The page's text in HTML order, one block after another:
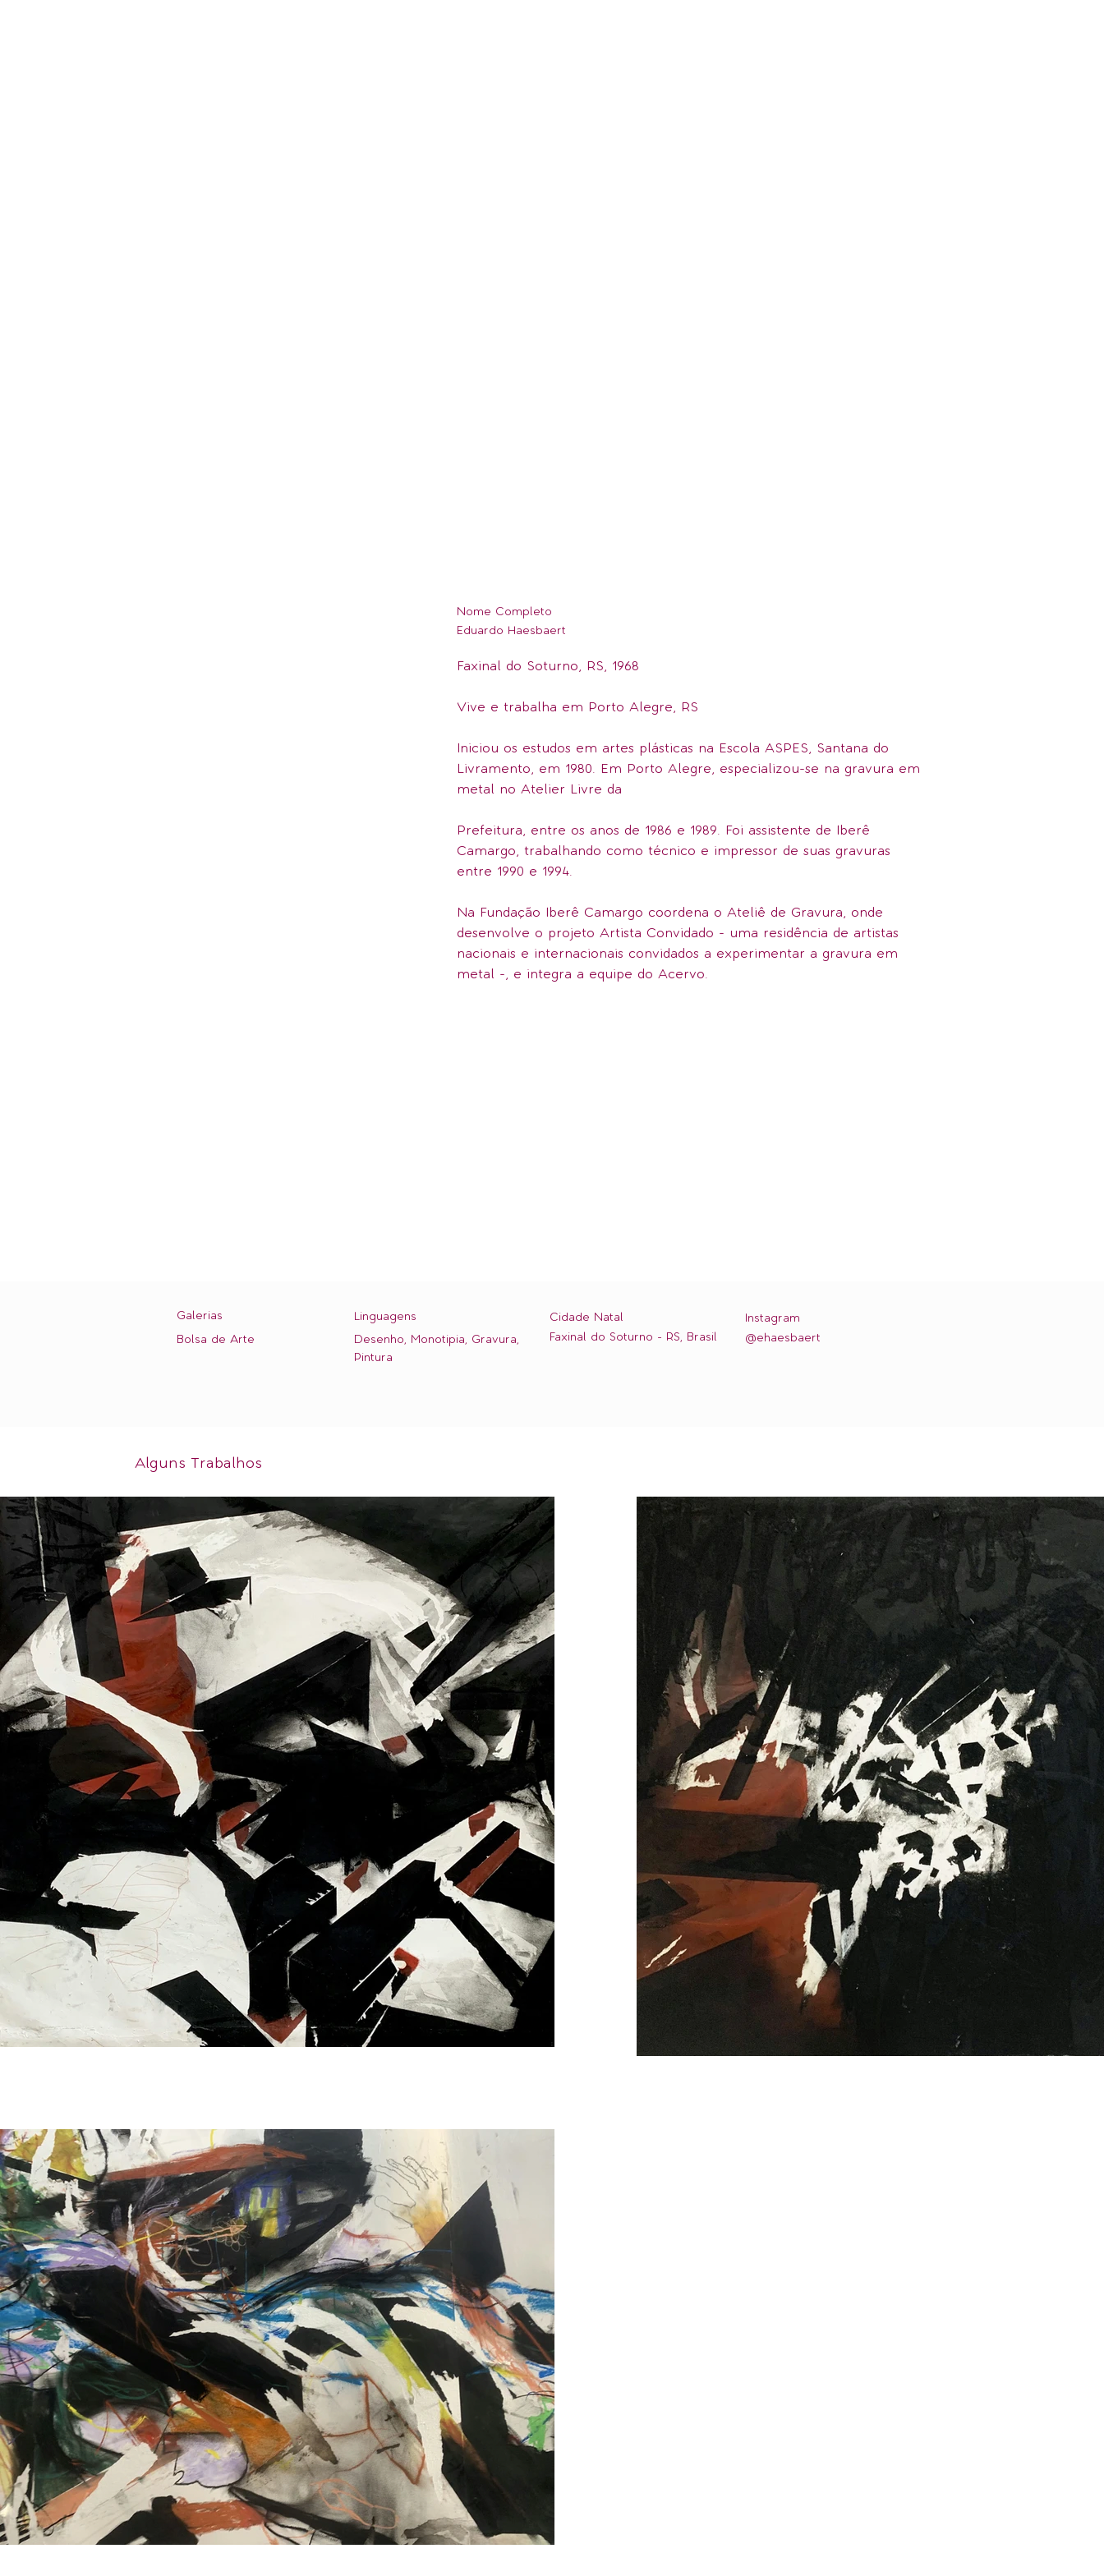
Nome Completo
Eduardo Haesbaert
Faxinal do Soturno, RS, 1968
Vive e trabalha em Porto Alegre, RS
Iniciou os estudos em artes plásticas na Escola ASPES, Santana do
Livramento, em 1980. Em Porto Alegre, especializou-se na gravura em
metal no Atelier Livre da
Prefeitura, entre os anos de 1986 e 1989. Foi assistente de Iberê
Camargo, trabalhando como técnico e impressor de suas gravuras
entre 1990 e 1994.
Na Fundação Iberê Camargo coordena o Ateliê de Gravura, onde
desenvolve o projeto Artista Convidado - uma residência de artistas
nacionais e internacionais convidados a experimentar a gravura em
metal -, e integra a equipe do Acervo.
Galerias
Bolsa de Arte
Linguagens
Desenho, Monotipia, Gravura,
Pintura
Cidade Natal
Faxinal do Soturno - RS, Brasil
Instagram
@ehaesbaert
Alguns Trabalhos